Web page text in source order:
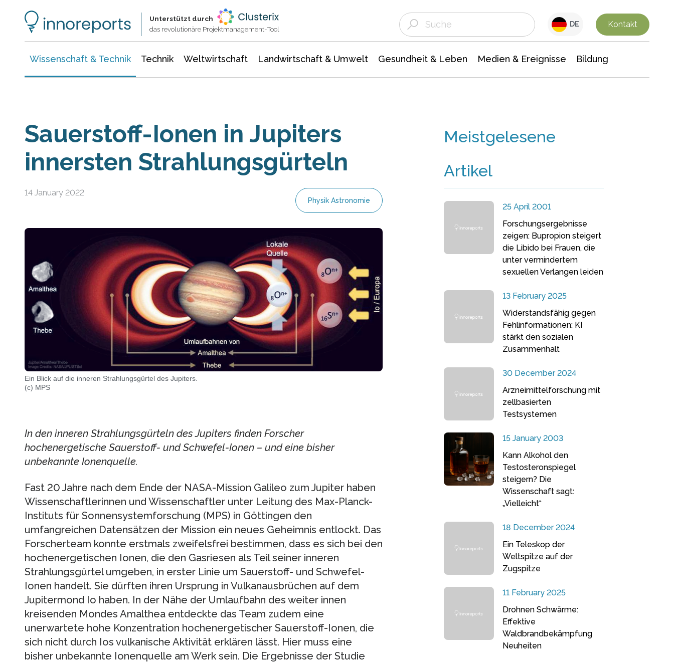
Unterstützt durch
das revolutionäre Projektmanagement-Tool
DE Kontakt
Wissenschaft & Technik Technik Weltwirtschaft Landwirtschaft & Umwelt Gesundheit & Leben Medien & Ereignisse Bildung
Sauerstoff-Ionen in Jupiters
innersten Strahlungsgürteln
14 January 2022
Physik Astronomie
Ein Blick auf die inneren Strahlungsgürtel des Jupiters.
(c) MPS
In den inneren Strahlungsgürteln des Jupiters finden Forscher
hochenergetische Sauerstoff- und Schwefel-Ionen – und eine bisher
unbekannte Ionenquelle.
Fast 20 Jahre nach dem Ende der NASA-Mission Galileo zum Jupiter haben
Wissenschaftlerinnen und Wissenschaftler unter Leitung des Max-Planck-
Instituts für Sonnensystemforschung (MPS) in Göttingen den
umfangreichen Datensätzen der Mission ein neues Geheimnis entlockt. Das
Forscherteam konnte erstmals zweifelsfrei bestimmen, dass es sich bei den
hochenergetischen Ionen, die den Gasriesen als Teil seiner inneren
Strahlungsgürtel umgeben, in erster Linie um Sauerstoff- und Schwefel-
Ionen handelt. Sie dürften ihren Ursprung in Vulkanausbrüchen auf dem
Jupitermond Io haben. In der Nähe der Umlaufbahn des weiter innen
kreisenden Mondes Amalthea entdeckte das Team zudem eine
unerwartete hohe Konzentration hochenergetischer Sauerstoff-Ionen, die
sich nicht durch Ios vulkanische Aktivität erklären lässt. Hier muss eine
bisher unbekannte Ionenquelle am Werk sein. Die Ergebnisse der Studie
Meistgelesene
Artikel
25 April 2001
Forschungsergebnisse
zeigen: Bupropion steigert
die Libido bei Frauen, die
unter vermindertem
sexuellen Verlangen leiden
13 February 2025
Widerstandsfähig gegen
Fehlinformationen: KI
stärkt den sozialen
Zusammenhalt
30 December 2024
Arzneimittelforschung mit
zellbasierten
Testsystemen
15 January 2003
Kann Alkohol den
Testosteronspiegel
steigern? Die
Wissenschaft sagt:
„Vielleicht“
18 December 2024
Ein Teleskop der
Weltspitze auf der
Zugspitze
11 February 2025
Drohnen Schwärme:
Effektive
Waldbrandbekämpfung
Neuheiten